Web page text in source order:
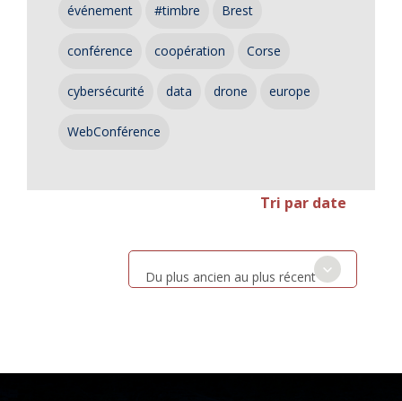
événement #timbre Brest
conférence coopération Corse
cybersécurité data drone europe
WebConférence
Tri par date
Du plus ancien au plus récent